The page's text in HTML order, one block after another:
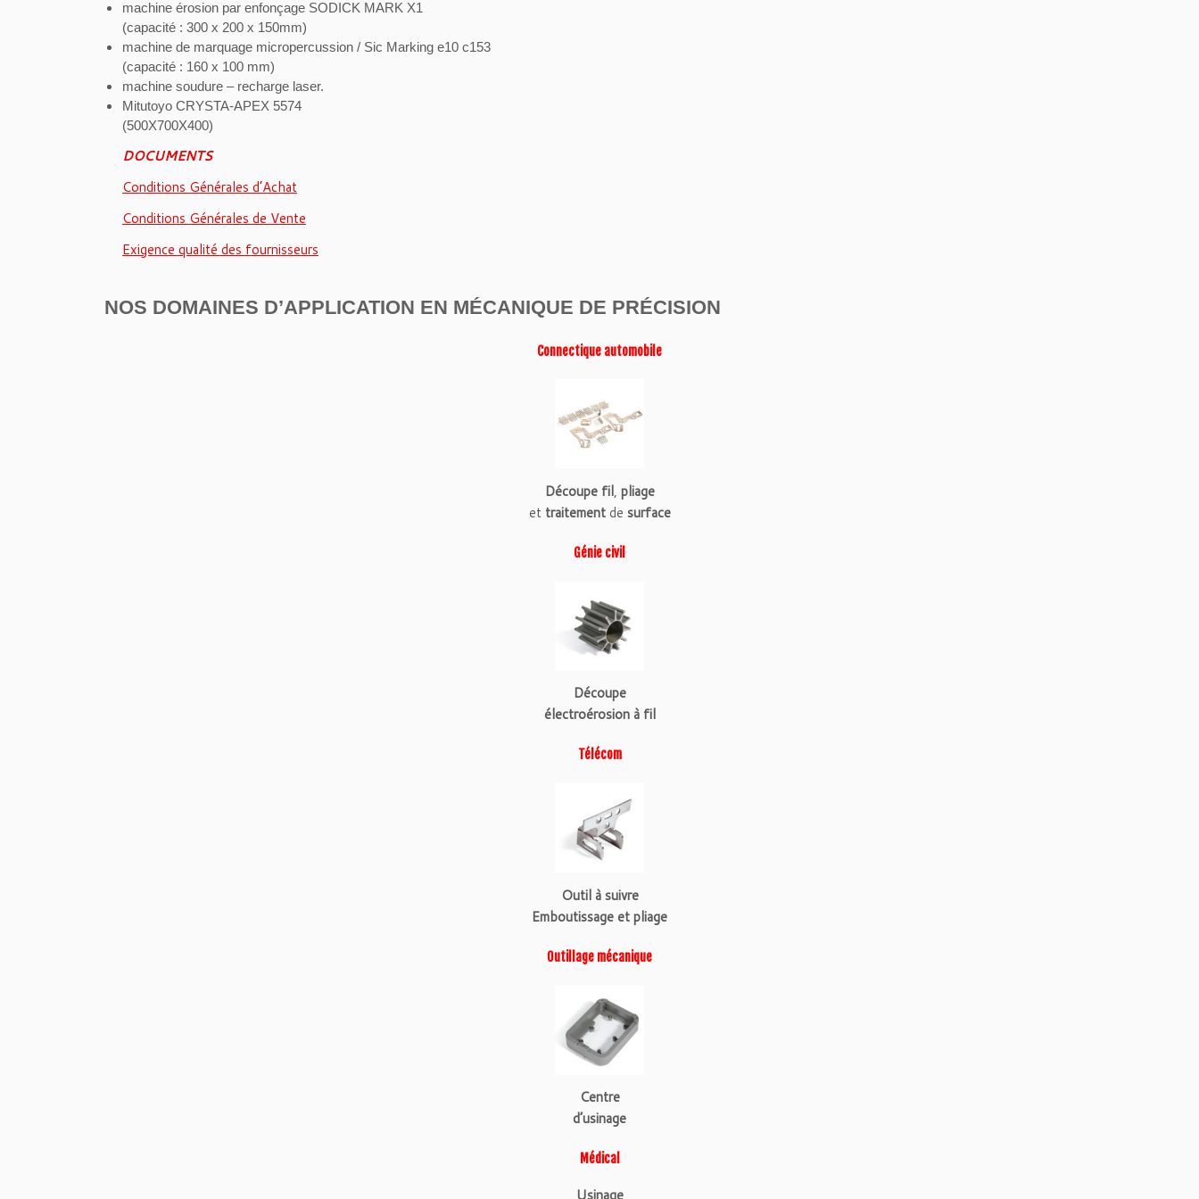
machine érosion par enfonçage SODICK MARK X1
(capacité : 300 x 200 x 150mm)
machine de marquage micropercussion / Sic Marking e10 c153
(capacité : 160 x 100 mm)
machine soudure – recharge laser.
Mitutoyo CRYSTA-APEX 5574
(500X700X400)
DOCUMENTS
Conditions Générales d’Achat
Conditions Générales de Vente
Exigence qualité des fournisseurs
NOS DOMAINES D’APPLICATION EN MÉCANIQUE DE PRÉCISION
Connectique automobile
Découpe fil, pliage
et traitementde surface
Génie civil
Découpe
électroérosion à fil
Télécom
Outil à suivre
Emboutissage et pliage
Outillage mécanique
Centre
d’usinage
Médical
Usinage